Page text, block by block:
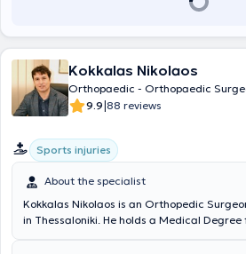
Kokkalas Nikolaos
Orthopaedic - Orthopaedic
9.9|88 reviews
Sports injuries
About the specialist
Kokkalas Nikolaos is an Orthopedic
in Thessaloniki. He holds a Medical